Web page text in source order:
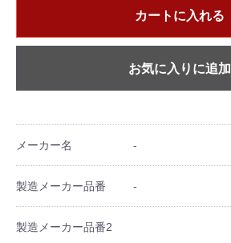
カートに入れる
お気に入りに追加
メーカー名 -
製造メーカー品番 -
製造メーカー品番2